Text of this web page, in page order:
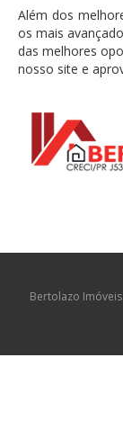
Além dos
os mais
das melhores
nosso site e
Bertolazo